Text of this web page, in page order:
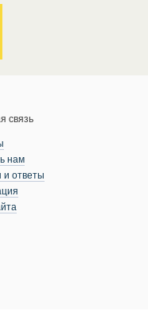
связь
нам
и ответы